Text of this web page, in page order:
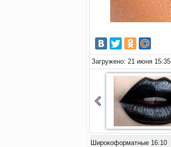
Загружено: 21 июня 15:35
Широкоформатные 16:10